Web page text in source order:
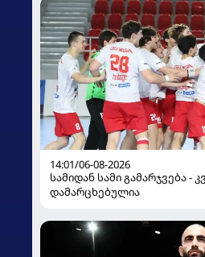
14:01/06-08-2026
სამიდან სამი გამარჯვება -
დამარცხებულია